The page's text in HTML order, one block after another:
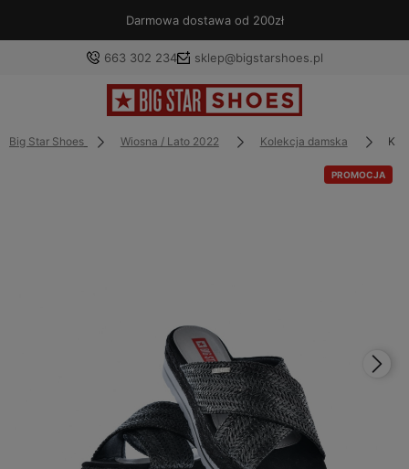
Darmowa dostawa od 200zł
663 302 234 sklep@bigstarshoes.pl
Big Star Shoes Wiosna / Lato 2022 Kolekcja damska
PROMOCJA